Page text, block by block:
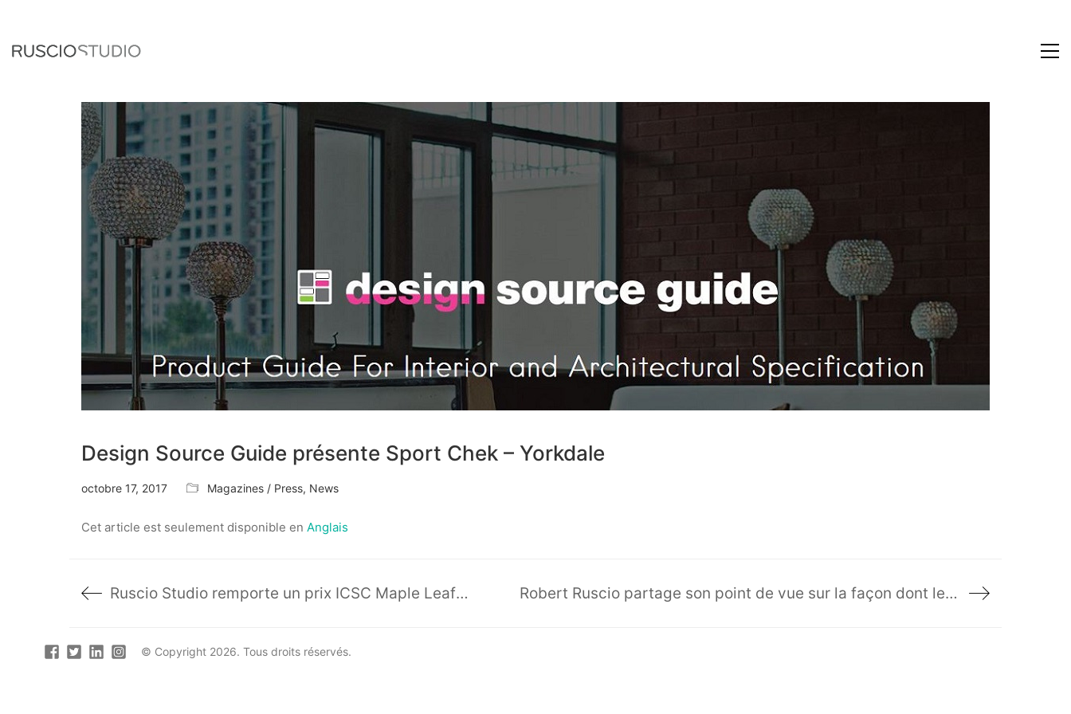
Design Source Guide présente Sport Chek – Yorkdale
octobre 17, 2017 Magazines / Press, News
Cet article est seulement disponible en Anglais
Ruscio Studio remporte un prix ICSC Maple Leaf Gold Award 2017 pour Icebreaker Robert Ruscio partage son point de vue sur la façon dont le commerce de détail canadien a changé
© Copyright 2026. Tous droits réservés.